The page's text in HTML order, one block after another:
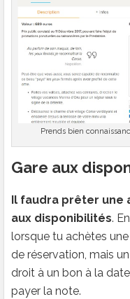
Prends bien
Gare aux
Il faudra prêter
aux disponibilités.
lorsque tu achètes
de réservation, mais
droit à un bon à la
payer la note.